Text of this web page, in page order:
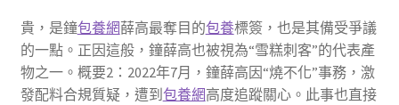
貴，是鐘包養網薛高最奪目的包養標簽，也是其備受爭議
的一點。正因這般，鐘薛高也被視為“雪糕刺客”的代表產
物之一。概要2：2022年7月，鐘薛高因“燒不化”事務，激
發配料合規質疑，遭到 包養網高度追蹤關心。此事也直接